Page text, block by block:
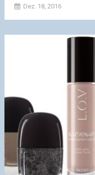
Dez. 18, 2016